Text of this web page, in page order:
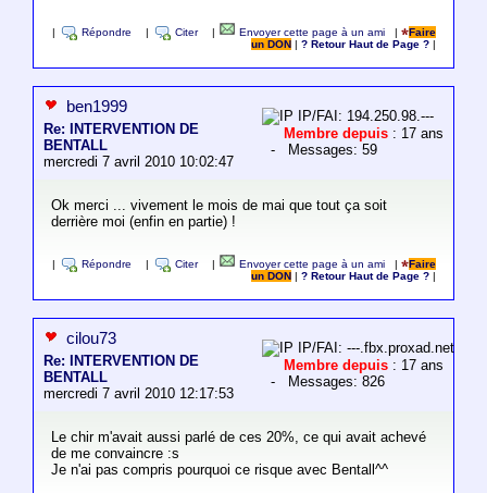
Répondre Citer Envoyer cette page à un ami |
Faire
un DON
|? Retour Haut de Page ?
ben1999
Re: INTERVENTION DE
BENTALL
mercredi 7 avril 2010 10:02:47
IP/FAI: 194.250.98.---
Membre depuis : 17 ans
- Messages: 59
Ok merci ... vivement le mois de mai que tout ça soit
derrière moi (enfin en partie) !
Répondre Citer Envoyer cette page à un ami |
Faire
un DON
|? Retour Haut de Page ?
cilou73
Re: INTERVENTION DE
BENTALL
mercredi 7 avril 2010 12:17:53
IP/FAI: ---.fbx.proxad.net
Membre depuis : 17 ans
- Messages: 826
Le chir m'avait aussi parlé de ces 20%, ce qui avait achevé
de me convaincre :s
Je n'ai pas compris pourquoi ce risque avec Bentall^^